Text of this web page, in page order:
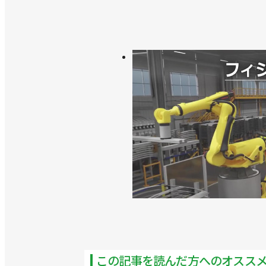
この記事を読んだ方へのオスス